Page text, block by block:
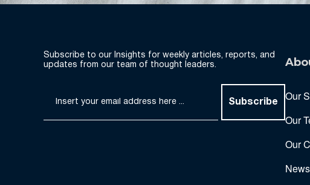
Subscribe to our Insights for weekly articles, reports, and
updates from our team of thought leaders.
Subscribe
Our
Our
Our
News